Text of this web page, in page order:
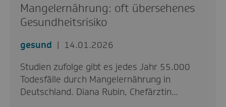
Mangelernährung: oft übersehenes
Gesundheitsrisiko
gesund
14.01.2026
Studien zufolge gibt es jedes Jahr 55.000
Todesfälle durch Mangelernährung in
Deutschland. Diana Rubin, Chefärztin…